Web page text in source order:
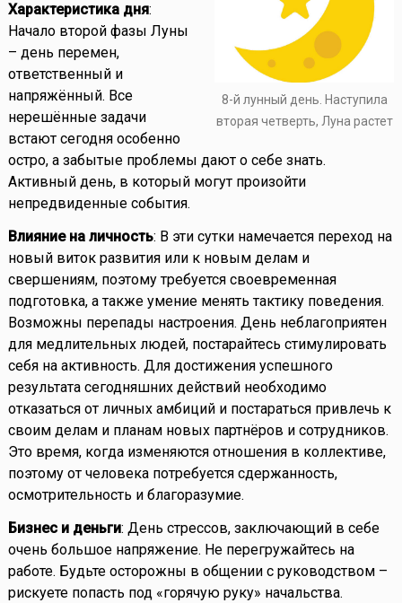
8-й лунный день. Наступила
вторая четверть, Луна растет
Характеристика дня:
Начало второй фазы Луны
– день перемен,
ответственный и
напряжённый. Все
нерешённые задачи
встают сегодня особенно
остро, а забытые проблемы дают о себе знать.
Активный день, в который могут произойти
непредвиденные события.
Влияние на личность: В эти сутки намечается переход на
новый виток развития или к новым делам и
свершениям, поэтому требуется своевременная
подготовка, а также умение менять тактику поведения.
Возможны перепады настроения. День неблагоприятен
для медлительных людей, постарайтесь стимулировать
себя на активность. Для достижения успешного
результата сегодняшних действий необходимо
отказаться от личных амбиций и постараться привлечь к
своим делам и планам новых партнёров и сотрудников.
Это время, когда изменяются отношения в коллективе,
поэтому от человека потребуется сдержанность,
осмотрительность и благоразумие.
Бизнес и деньги: День стрессов, заключающий в себе
очень большое напряжение. Не перегружайтесь на
работе. Будьте осторожны в общении с руководством –
рискуете попасть под «горячую руку» начальства.